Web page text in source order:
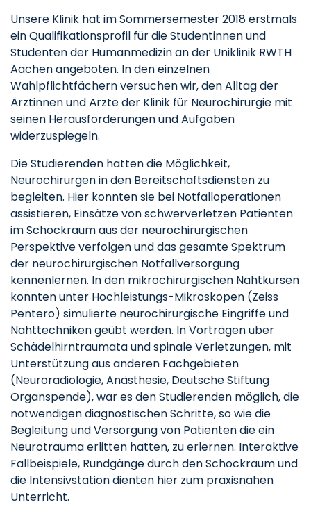
Unsere Klinik hat im Sommersemester 2018 erstmals
ein Qualifikationsprofil für die Studentinnen und
Studenten der Humanmedizin an der Uniklinik RWTH
Aachen angeboten. In den einzelnen
Wahlpflichtfächern versuchen wir, den Alltag der
Ärztinnen und Ärzte der Klinik für Neurochirurgie mit
seinen Herausforderungen und Aufgaben
widerzuspiegeln.
Die Studierenden hatten die Möglichkeit,
Neurochirurgen in den Bereitschaftsdiensten zu
begleiten. Hier konnten sie bei Notfalloperationen
assistieren, Einsätze von schwerverletzen Patienten
im Schockraum aus der neurochirurgischen
Perspektive verfolgen und das gesamte Spektrum
der neurochirurgischen Notfallversorgung
kennenlernen. In den mikrochirurgischen Nahtkursen
konnten unter Hochleistungs-Mikroskopen (Zeiss
Pentero) simulierte neurochirurgische Eingriffe und
Nahttechniken geübt werden. In Vorträgen über
Schädelhirntraumata und spinale Verletzungen, mit
Unterstützung aus anderen Fachgebieten
(Neuroradiologie, Anästhesie, Deutsche Stiftung
Organspende), war es den Studierenden möglich, die
notwendigen diagnostischen Schritte, so wie die
Begleitung und Versorgung von Patienten die ein
Neurotrauma erlitten hatten, zu erlernen. Interaktive
Fallbeispiele, Rundgänge durch den Schockraum und
die Intensivstation dienten hier zum praxisnahen
Unterricht.